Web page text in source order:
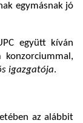
egymásnak jó
együtt kíván
igazgatója.
az alábbit